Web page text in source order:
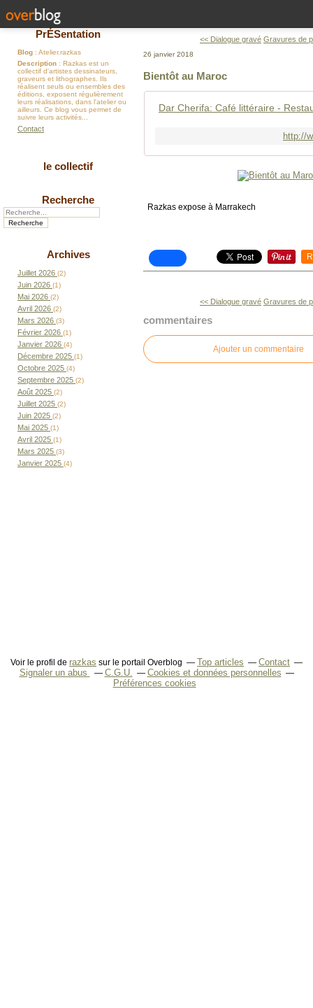
PrÉSentation
Blog : Atelier.razkas
Description : Razkas est un
collectif d'artistes dessinateurs,
graveurs et lithographes. Ils
réalisent seuls ou ensembles des
éditions, exposent régulièrement
leurs réalisations, dans l'atelier ou
ailleurs. Ce blog vous permet de
suivre leurs activités...
Contact
le collectif
Recherche
Archives
Juillet 2026 (2)
Juin 2026 (1)
Mai 2026 (2)
Avril 2026 (2)
Mars 2026 (3)
Février 2026 (1)
Janvier 2026 (4)
Décembre 2025 (1)
Octobre 2025 (4)
Septembre 2025 (2)
Août 2025 (2)
Juillet 2025 (2)
Juin 2025 (2)
Mai 2025 (1)
Avril 2025 (1)
Mars 2025 (3)
Janvier 2025 (4)
<< Dialogue gravé Gravures de
26 janvier 2018
Bientôt au Maroc
http://
Razkas expose à Marrakech
<< Dialogue gravé Gravures de
commentaires
Ajouter un commentaire
Voir le profil de razkas sur le portail Overblog Top articles
Contact
Signaler un abus
C.G.U.
Cookies et données personnelles
Préférences cookies